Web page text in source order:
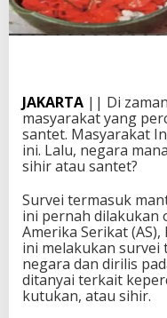
JAKARTA || Di
masyarakat yang
santet. Masyarakat
ini. Lalu, negara
sihir atau santet?
Survei termasuk
ini pernah dilakukan
Amerika Serikat (AS),
ini melakukan survei
negara dan dirilis
ditanyai terkait
kutukan, atau sihir.